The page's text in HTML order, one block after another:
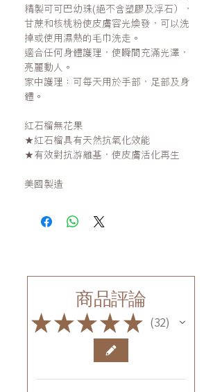
精製可可巴幼珠(絕不含塑膠及浮石），
甘蔗和核桃粉使皮膚容光煥發，可以洗
掉或使用濕熱的毛巾洗走。
適合任何身體護理，使瞬間充滿光澤，
亮麗動人。
家中護理：可每天用於手部，足部及身
體。
紅石榴無花果
★紅石榴具有天然抗氧化效能
★有效對抗游離基，使皮膚活化再生
美國製造
商品評論
★★★★★ 32
32